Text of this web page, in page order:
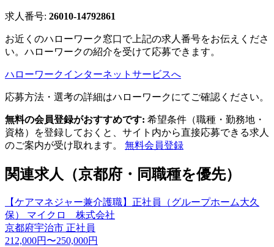
求人番号: 26010-14792861
お近くのハローワーク窓口で上記の求人番号をお伝えくださ
い。ハローワークの紹介を受けて応募できます。
ハローワークインターネットサービスへ
応募方法・選考の詳細はハローワークにてご確認ください。
無料の会員登録がおすすめです: 希望条件（職種・勤務地・
資格）を登録しておくと、サイト内から直接応募できる求人
のご案内が受け取れます。 無料会員登録
関連求人（京都府・同職種を優先）
【ケアマネジャー兼介護職】正社員（グループホーム大久
保） マイクロ 株式会社
京都府宇治市 正社員
212,000円〜250,000円